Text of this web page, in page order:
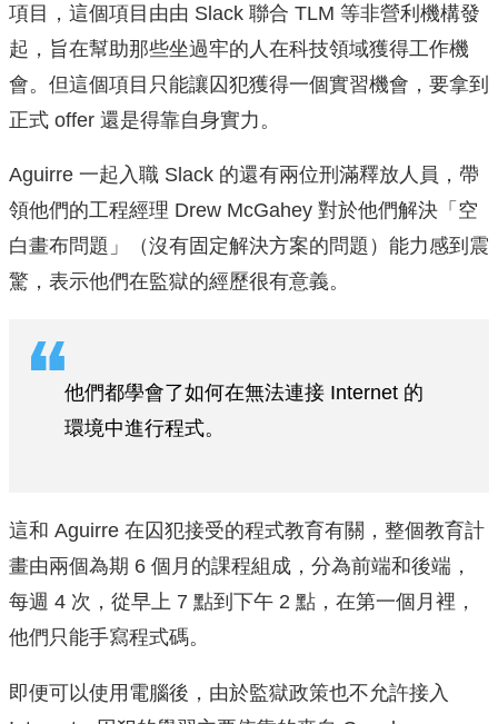
項目，這個項目由由 Slack 聯合 TLM 等非營利機構發
起，旨在幫助那些坐過牢的人在科技領域獲得工作機
會。但這個項目只能讓囚犯獲得一個實習機會，要拿到
正式 offer 還是得靠自身實力。
Aguirre 一起入職 Slack 的還有兩位刑滿釋放人員，帶
領他們的工程經理 Drew McGahey 對於他們解決「空
白畫布問題」（沒有固定解決方案的問題）能力感到震
驚，表示他們在監獄的經歷很有意義。
他們都學會了如何在無法連接 Internet 的
環境中進行程式。
這和 Aguirre 在囚犯接受的程式教育有關，整個教育計
畫由兩個為期 6 個月的課程組成，分為前端和後端，
每週 4 次，從早上 7 點到下午 2 點，在第一個月裡，
他們只能手寫程式碼。
即便可以使用電腦後，由於監獄政策也不允許接入